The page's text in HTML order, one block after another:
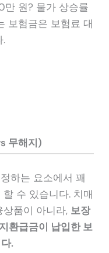
만 원? 물가 상승률
보험금은 보험료 대
.
무해지)
하는 요소에서 꽤
수 있습니다. 치매
품이 아니라, 보장
환급금이 납입한 보
.